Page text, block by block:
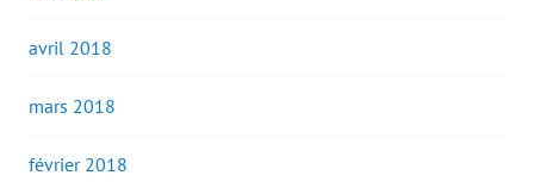
avril 2018
mars 2018
février 2018